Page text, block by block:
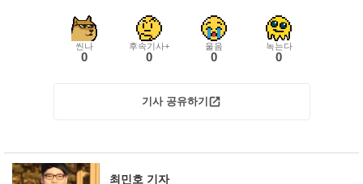
씬나
0
후속기사+
0
울음
0
녹는다
0
기사 공유하기
최민호 기자